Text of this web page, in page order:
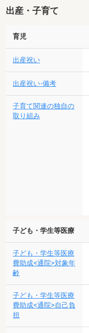
出産・子育て
育児
出産祝い
出産祝い-備考
子育て関連の独自の
取り組み
子ども・学生等医療
子ども・学生等医療
費助成<通院>対象年
齢
子ども・学生等医療
費助成<通院>自己負
担